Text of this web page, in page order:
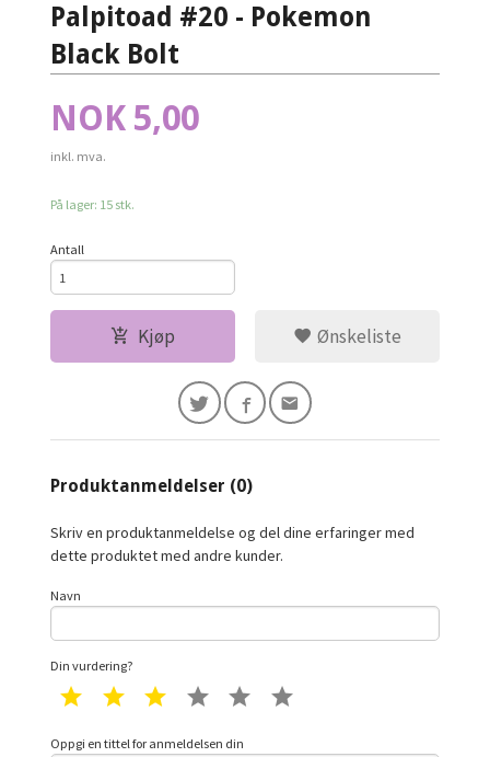
Palpitoad #20 - Pokemon
Black Bolt
Pris
NOK 5,00
inkl. mva.
På lager: 15 stk.
Antall
Kjøp Ønskeliste
Produktanmeldelser (0)
Skriv en produktanmeldelse og del dine erfaringer med
dette produktet med andre kunder.
Navn
Din vurdering?
1 star 2 star 3 star 4 star 5 star
Oppgi en tittel for anmeldelsen din